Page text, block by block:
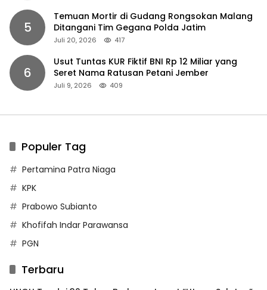
5
Temuan Mortir di Gudang Rongsokan Malang
Ditangani Tim Gegana Polda Jatim
Juli 20, 2026 417
6
Usut Tuntas KUR Fiktif BNI Rp 12 Miliar yang
Seret Nama Ratusan Petani Jember
Juli 9, 2026 409
Populer Tag
Pertamina Patra Niaga
KPK
Prabowo Subianto
Khofifah Indar Parawansa
PGN
Terbaru